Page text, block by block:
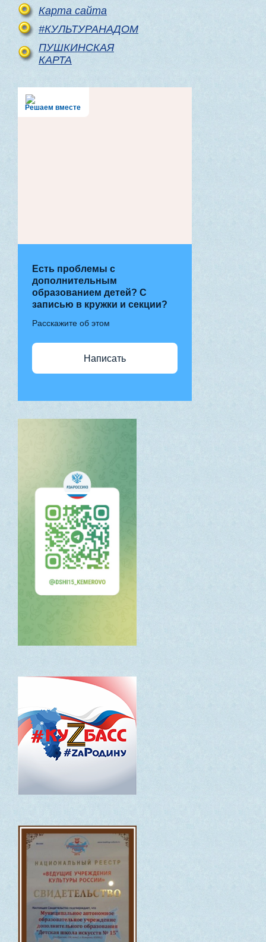
Карта сайта
#КУЛЬТУРАНАДОМ
ПУШКИНСКАЯ
КАРТА
Решаем вместе
Есть проблемы с
дополнительным
образованием детей? С
записью в кружки и секции?
Расскажите об этом
Написать